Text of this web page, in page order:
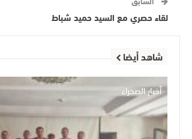
لقاء حصري مع السيد حميد شباط
شاهد أيضا
أخبار الصحراء